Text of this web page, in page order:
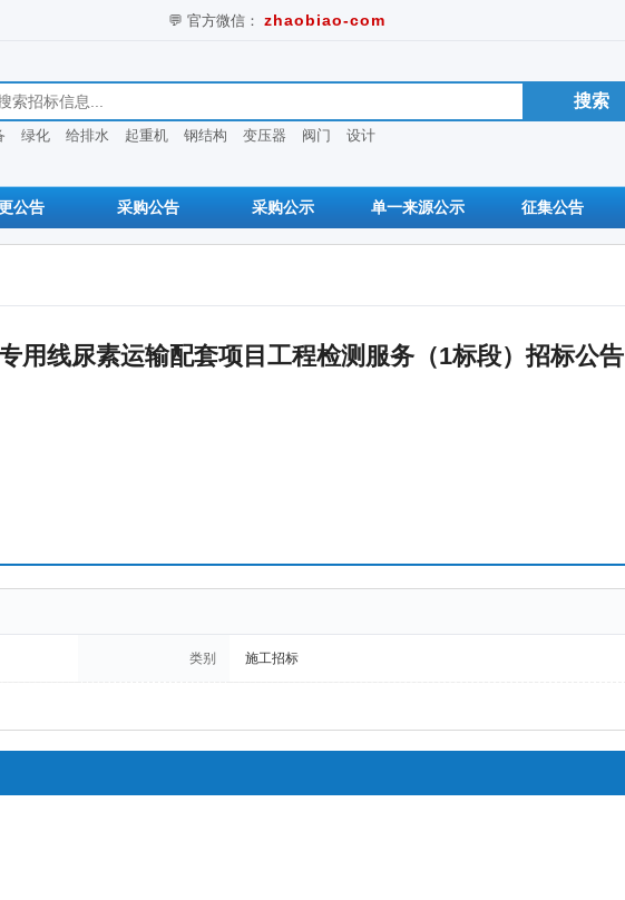
💬 官方微信： zhaobiao-com
绿化 给排水 起重机 钢结构 变压器 阀门 设计
公告 采购公告 采购公示 单一来源公示 征集公告
用线尿素运输配套项目工程检测服务（1标段）招标公告
类别 施工招标